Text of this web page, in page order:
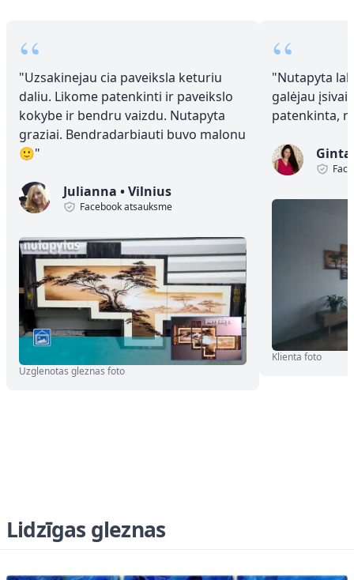
“
"Uzsakinejau cia paveiksla keturiu
daliu. Likome patenkinti ir paveikslo
kokybe ir bendru vaizdu. Nutapyta
graziai. Bendradarbiauti buvo malonu
🙂"
Julianna •Vilnius
Facebook atsauksme
Uzglenotas gleznas foto
“
"Nutapyta
galėjau
patenkinta,
Klienta foto
Lidzīgas gleznas